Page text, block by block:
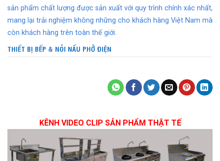
sản phẩm chất lượng được sản xuất với quy trình chính xác nhất,
mang lại trải nghiệm không những cho khách hàng Việt Nam mà
còn khách hàng trên toàn thế giới.
THIẾT BỊ BẾP & NỒI NẤU PHỞ ĐIỆN
KÊNH VIDEO CLIP SẢN PHẨM THẬT TẾ